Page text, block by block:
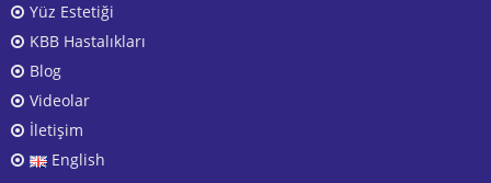
Yüz Estetiği
KBB Hastalıkları
Blog
Videolar
İletişim
English